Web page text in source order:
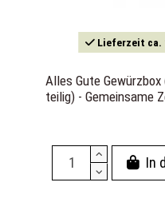
Lieferzeit ca.
Alles Gute Gewürzbox
teilig) - Gemeinsame
In